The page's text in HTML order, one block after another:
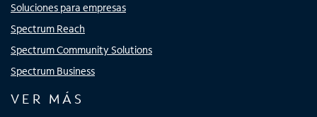
Soluciones para empresas
Spectrum Reach
Spectrum Community Solutions
Spectrum Business
VER MÁS